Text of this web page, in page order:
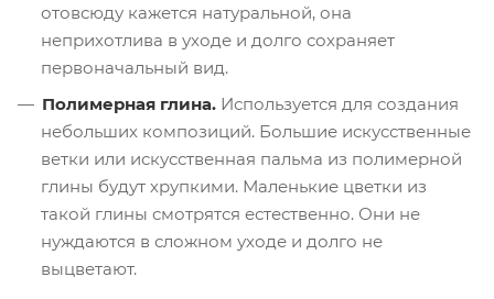
отовсюду кажется натуральной, она
неприхотлива в уходе и долго сохраняет
первоначальный вид.
Полимерная глина. Используется для создания
небольших композиций. Большие искусственные
ветки или искусственная пальма из полимерной
глины будут хрупкими. Маленькие цветки из
такой глины смотрятся естественно. Они не
нуждаются в сложном уходе и долго не
выцветают.